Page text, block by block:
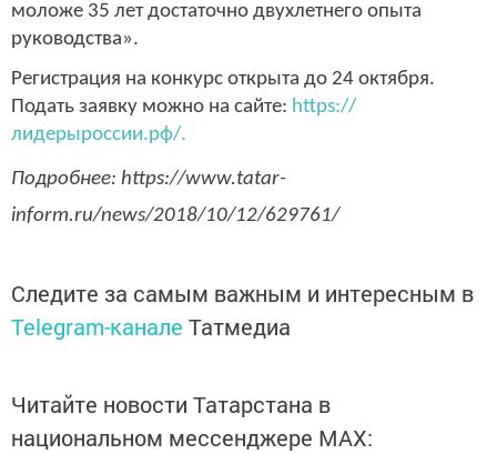
моложе 35 лет достаточно двухлетнего опыта
руководства».
Регистрация на конкурс открыта до 24 октября.
Подать заявку можно на сайте: https://
лидерыроссии.рф/.
Подробнее: https://www.tatar-
inform.ru/news/2018/10/12/629761/
Следите за самым важным и интересным в
Telegram-канале Татмедиа
Читайте новости Татарстана в
национальном мессенджере MАХ: